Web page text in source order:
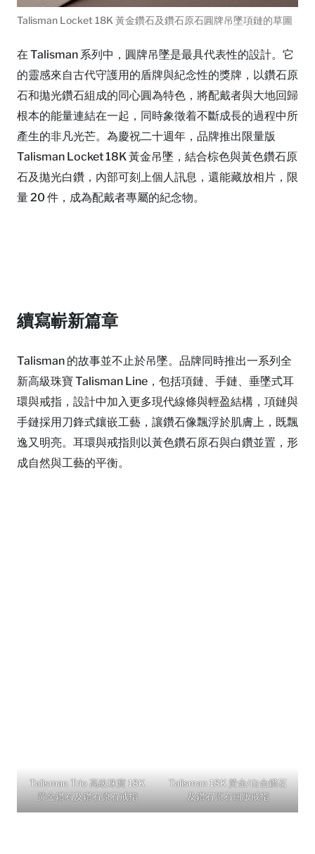
Talisman Locket 18K 黃金鑽石及鑽石原石圓牌吊墜項鏈的草圖
在 Talisman 系列中，圓牌吊墜是最具代表性的設計。它
的靈感來自古代守護用的盾牌與紀念性的獎牌，以鑽石原
石和拋光鑽石組成的同心圓為特色，將配戴者與大地回歸
根本的能量連結在一起，同時象徵着不斷成長的過程中所
產生的非凡光芒。為慶祝二十週年，品牌推出限量版
Talisman Locket 18K 黃金吊墜，結合棕色與黃色鑽石原
石及拋光白鑽，內部可刻上個人訊息，還能藏放相片，限
量 20 件，成為配戴者專屬的紀念物。
續寫嶄新篇章
Talisman 的故事並不止於吊墜。品牌同時推出一系列全
新高級珠寶 Talisman Line，包括項鏈、手鏈、垂墜式耳
環與戒指，設計中加入更多現代線條與輕盈結構，項鏈與
手鏈採用刀鋒式鑲嵌工藝，讓鑽石像飄浮於肌膚上，既飄
逸又明亮。耳環與戒指則以黃色鑽石原石與白鑽並置，形
成自然與工藝的平衡。
Talisman Trio 高級珠寶 18K
黃金鑽石及鑽石原石戒指
Talisman 18K 黃金/白金鑽石
及鑽石原石細版戒指